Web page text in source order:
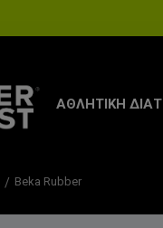
ΑΘΛΗΤΙΚΗ
Beka Rubber